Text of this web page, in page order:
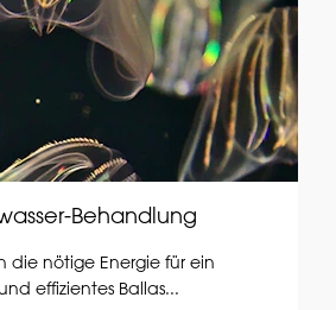
Behandlung
die nötige Energie für ein
effizientes Ballas...